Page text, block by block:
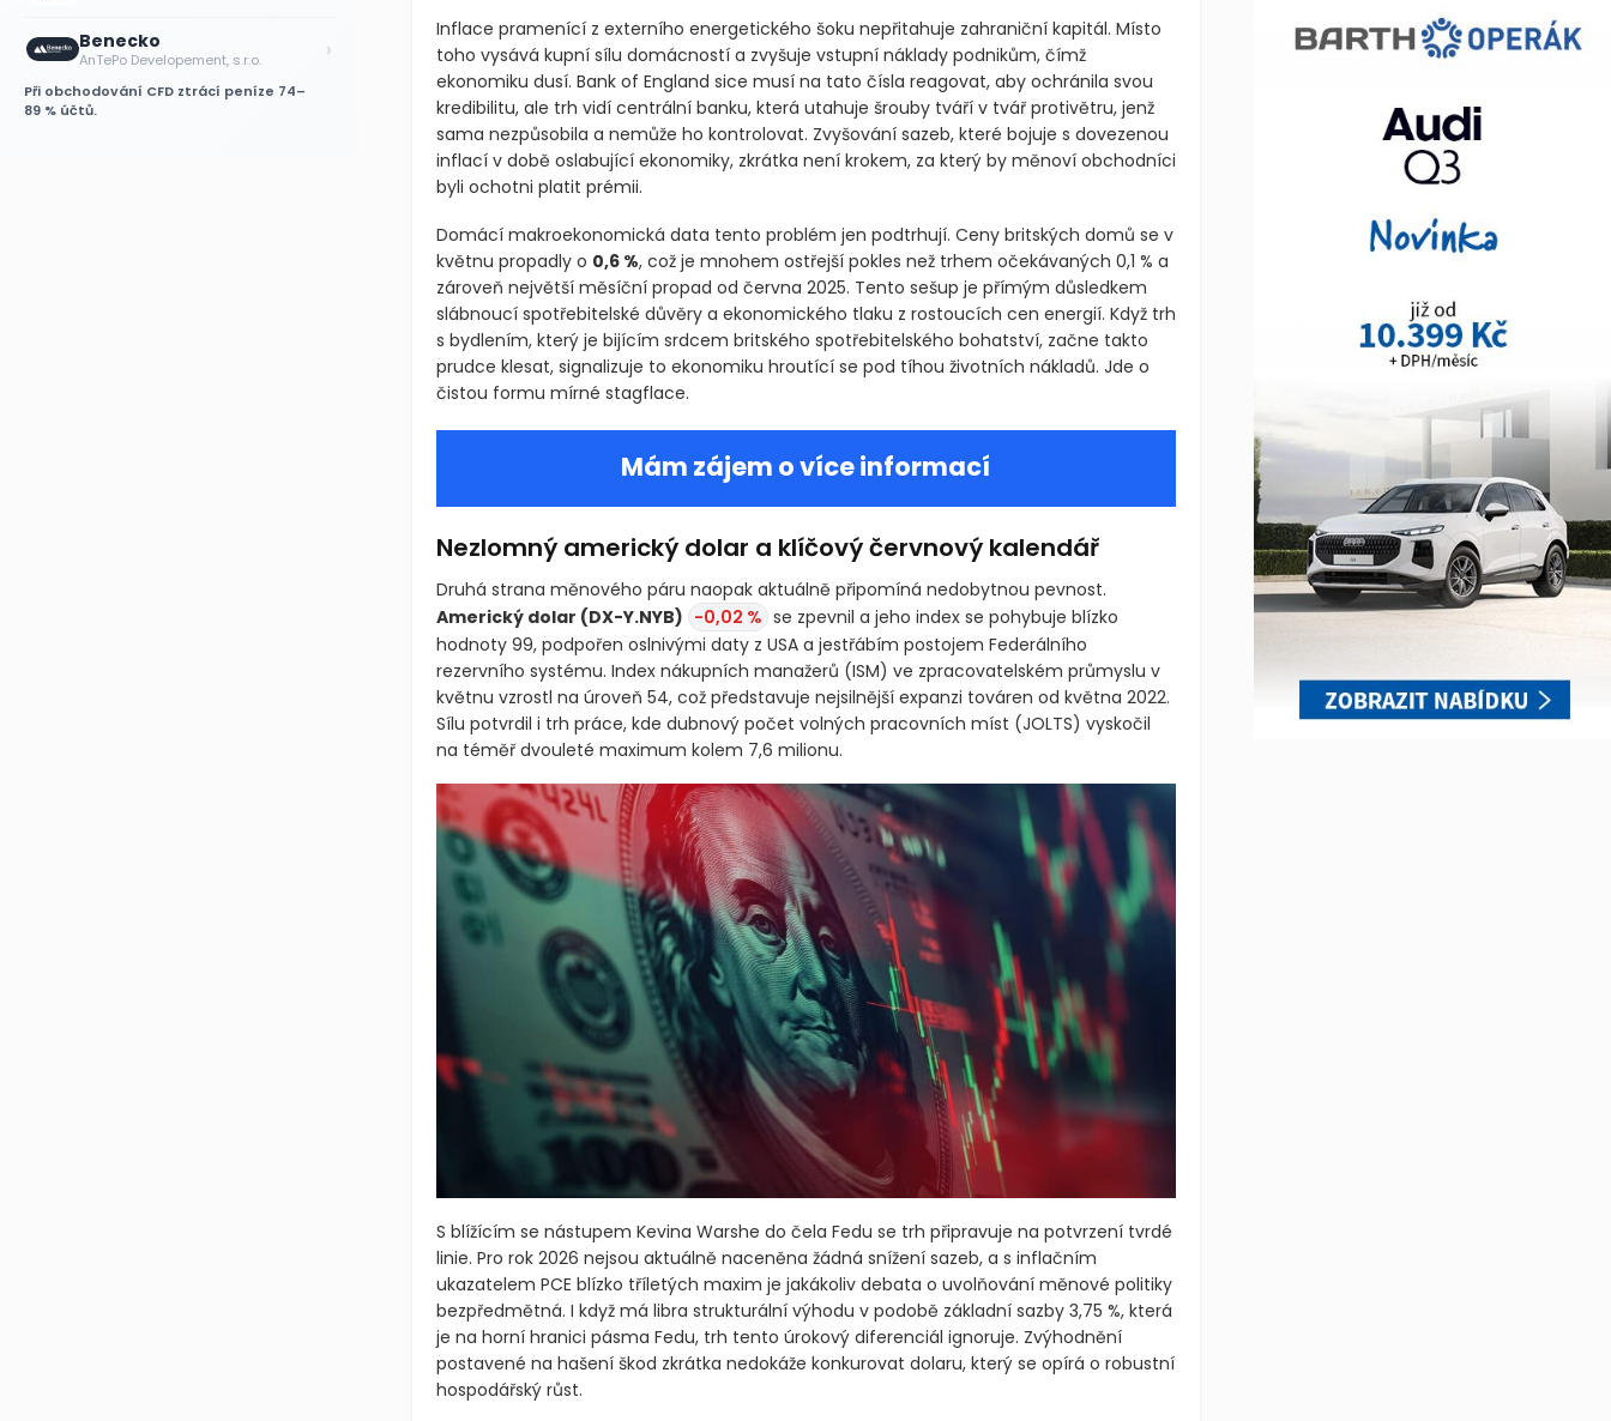
Inflace pramenící z externího energetického šoku nepřitahuje zahraniční kapitál. Místo
toho vysává kupní sílu domácností a zvyšuje vstupní náklady podnikům, čímž
ekonomiku dusí. Bank of England sice musí na tato čísla reagovat, aby ochránila svou
kredibilitu, ale trh vidí centrální banku, která utahuje šrouby tváří v tvář protivětru, jenž
sama nezpůsobila a nemůže ho kontrolovat. Zvyšování sazeb, které bojuje s dovezenou
inflací v době oslabující ekonomiky, zkrátka není krokem, za který by měnoví obchodníci
byli ochotni platit prémii.
Domácí makroekonomická data tento problém jen podtrhují. Ceny britských domů se v
květnu propadly o 0,6 %, což je mnohem ostřejší pokles než trhem očekávaných 0,1 % a
zároveň největší měsíční propad od června 2025. Tento sešup je přímým důsledkem
slábnoucí spotřebitelské důvěry a ekonomického tlaku z rostoucích cen energií. Když trh
s bydlením, který je bijícím srdcem britského spotřebitelského bohatství, začne takto
prudce klesat, signalizuje to ekonomiku hroutící se pod tíhou životních nákladů. Jde o
čistou formu mírné stagflace.
Mám zájem o více informací
Nezlomný americký dolar a klíčový červnový kalendář
Druhá strana měnového páru naopak aktuálně připomíná nedobytnou pevnost.
Americký dolar (DX-Y.NYB) -0,02 % se zpevnil a jeho index se pohybuje blízko
hodnoty 99, podpořen oslnivými daty z USA a jestřábím postojem Federálního
rezervního systému. Index nákupních manažerů (ISM) ve zpracovatelském průmyslu v
květnu vzrostl na úroveň 54, což představuje nejsilnější expanzi továren od května 2022.
Sílu potvrdil i trh práce, kde dubnový počet volných pracovních míst (JOLTS) vyskočil
na téměř dvouleté maximum kolem 7,6 milionu.
S blížícím se nástupem Kevina Warshe do čela Fedu se trh připravuje na potvrzení tvrdé
linie. Pro rok 2026 nejsou aktuálně naceněna žádná snížení sazeb, a s inflačním
ukazatelem PCE blízko tříletých maxim je jakákoliv debata o uvolňování měnové politiky
bezpředmětná. I když má libra strukturální výhodu v podobě základní sazby 3,75 %, která
je na horní hranici pásma Fedu, trh tento úrokový diferenciál ignoruje. Zvýhodnění
postavené na hašení škod zkrátka nedokáže konkurovat dolaru, který se opírá o robustní
hospodářský růst.
Benecko
AnTePo Developement, s.r.o. ›
Při obchodování CFD ztrácí peníze 74–
89 % účtů.